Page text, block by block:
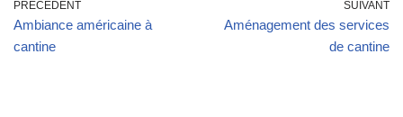
PRÉCÉDENT
Ambiance américaine à
cantine
SUIVANT
Aménagement des services
de cantine